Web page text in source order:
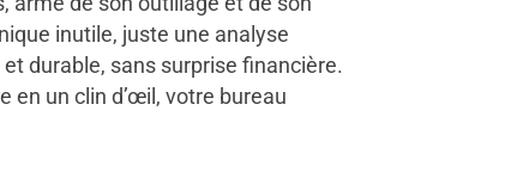
inutile, juste une analyse
durable, sans surprise financière.
en un clin d’œil, votre bureau